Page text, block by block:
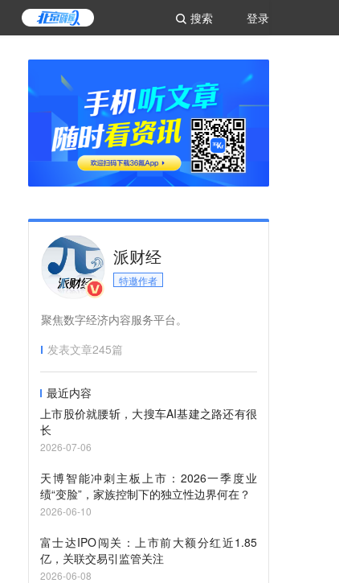
登录
搜索
派财经
特邀作者
聚焦数字经济内容服务平台。
发表文章245篇
最近内容
上市股价就腰斩，大搜车AI基建之路还有很
长
2026-07-06
天博智能冲刺主板上市：2026一季度业
绩“变脸”，家族控制下的独立性边界何在？
2026-06-10
富士达IPO闯关：上市前大额分红近1.85
亿，关联交易引监管关注
2026-06-08